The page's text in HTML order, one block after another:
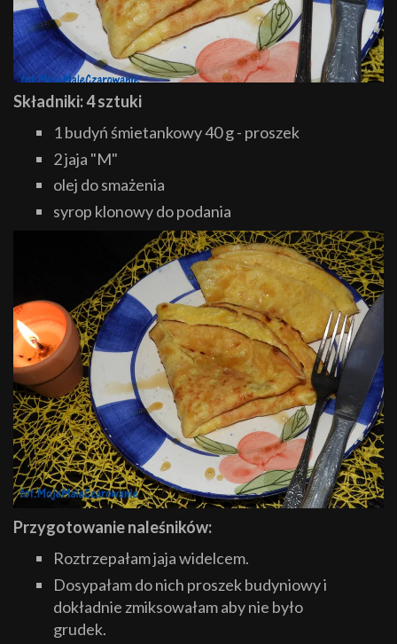
Składniki: 4 sztuki
1 budyń śmietankowy 40 g - proszek
2 jaja "M"
olej do smażenia
syrop klonowy do podania
Przygotowanie naleśników:
Roztrzepałam jaja widelcem.
Dosypałam do nich proszek budyniowy i
dokładnie zmiksowałam aby nie było
grudek.